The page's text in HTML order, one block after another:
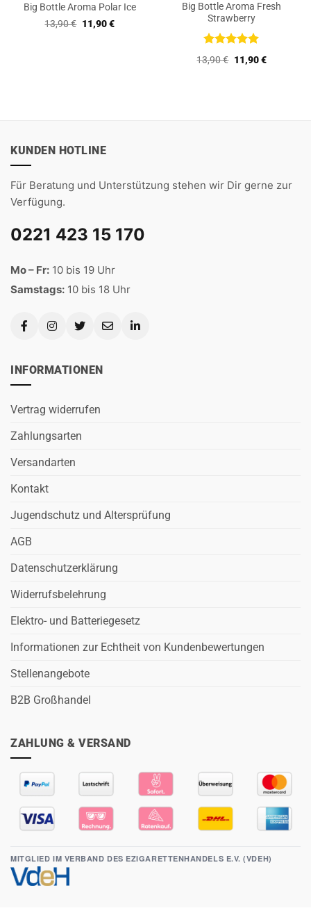
Big Bottle Aroma Polar Ice
13,90€ Ursprünglicher
Preis
11,90€Aktueller
Big Bottle Aroma Fresh
Strawberry
Bewertet
mit 5 von
13,90€ Ursprünglicher
Preis
11,90€Aktueller
KUNDEN HOTLINE
Für Beratung und Unterstützung stehen wir Dir gerne zur
Verfügung.
0221 423 15 170
Mo – Fr: 10 bis 19 Uhr
Samstags: 10 bis 18 Uhr
INFORMATIONEN
Vertrag widerrufen
Zahlungsarten
Versandarten
Kontakt
Jugendschutz und Altersprüfung
AGB
Datenschutzerklärung
Widerrufsbelehrung
Elektro- und Batteriegesetz
Informationen zur Echtheit von Kundenbewertungen
Stellenangebote
B2B Großhandel
ZAHLUNG & VERSAND
MITGLIED IM VERBAND DES EZIGARETTENHANDELS E.V. (VDEH)